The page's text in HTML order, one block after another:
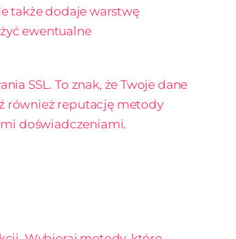
także dodaje warstwę
ewentualne
SSL. To znak, że Twoje dane
również reputację metody
doświadczeniami.